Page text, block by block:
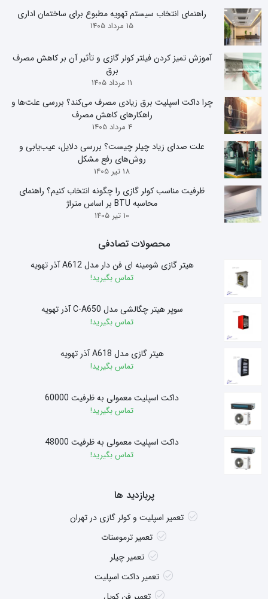
راهنمای انتخاب سیستم تهویه مطبوع برای ساختمان اداری
15 مرداد 1405
آموزش تمیز کردن فیلتر کولر گازی و تأثیر آن بر کاهش مصرف
برق
11 مرداد 1405
چرا داکت اسپلیت برق زیادی مصرف می‌کند؟ بررسی علت‌ها و
راهکارهای کاهش مصرف
4 مرداد 1405
علت صدای زیاد چیلر چیست؟ بررسی دلایل، عیب‌یابی و
روش‌های رفع مشکل
18 تیر 1405
ظرفیت مناسب کولر گازی را چگونه انتخاب کنیم؟ راهنمای
محاسبه BTU بر اساس متراژ
10 تیر 1405
محصولات تصادفی
هیتر گازی شومینه ای فن دار مدل A612 آذر تهویه
تماس بگیرید!
سوپر هیتر چگالشی مدل C-A650 آذر تهویه
تماس بگیرید!
هیتر گازی مدل A618 آذر تهویه
تماس بگیرید!
داکت اسپلیت معمولی به ظرفیت 60000
تماس بگیرید!
داکت اسپلیت معمولی به ظرفیت 48000
تماس بگیرید!
پربازدید ها
تعمیر اسپلیت و کولر گازی در تهران
تعمیر ترموستات
تعمیر چیلر
تعمیر داکت اسپلیت